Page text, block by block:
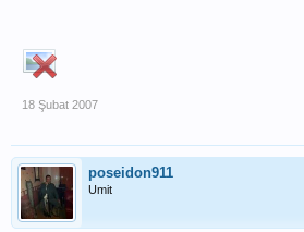
18 Şubat 2007
poseidon911
Umit